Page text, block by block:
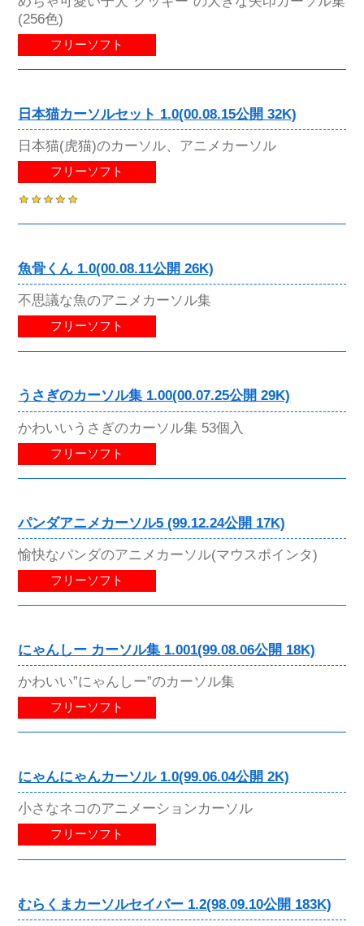
(256色)
フリーソフト
日本猫カーソルセット 1.0(00.08.15公開 32K)
日本猫(虎猫)のカーソル、アニメカーソル
フリーソフト
魚骨くん 1.0(00.08.11公開 26K)
不思議な魚のアニメカーソル集
フリーソフト
うさぎのカーソル集 1.00(00.07.25公開 29K)
かわいいうさぎのカーソル集 53個入
フリーソフト
パンダアニメカーソル5 (99.12.24公開 17K)
愉快なパンダのアニメカーソル(マウスポインタ)
フリーソフト
にゃんしー カーソル集 1.001(99.08.06公開 18K)
かわいい”にゃんしー”のカーソル集
フリーソフト
にゃんにゃんカーソル 1.0(99.06.04公開 2K)
小さなネコのアニメーションカーソル
フリーソフト
むらくまカーソルセイバー 1.2(98.09.10公開 183K)